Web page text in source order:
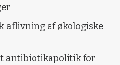
aflivning af økologiske
antibiotikapolitik for